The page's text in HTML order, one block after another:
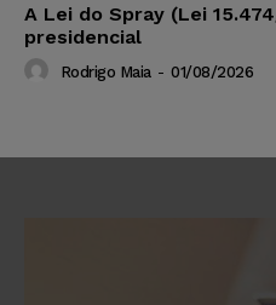
A Lei do Spray (Lei
presidencial
Rodrigo Maia - 01/08/2026